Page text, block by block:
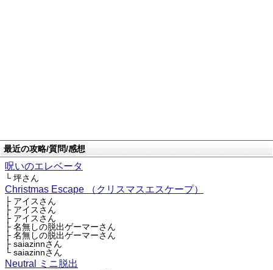
最近の攻略/質問/感想
呪いのエレベータ
└ 坪さん
Christmas Escape （クリスマスエスケープ）
├ アイスさん
├ アイスさん
├ アイスさん
├ 名無しの脱出ゲーマーさん
├ 名無しの脱出ゲーマーさん
├ saiazinnさん
└ saiazinnさん
Neutral ミニ脱出